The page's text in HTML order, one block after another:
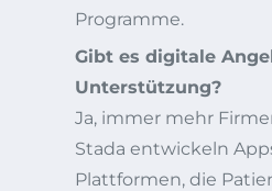
Programme.
Gibt es digitale
Unterstützung?
Ja, immer mehr
Stada entwickeln
Plattformen, die